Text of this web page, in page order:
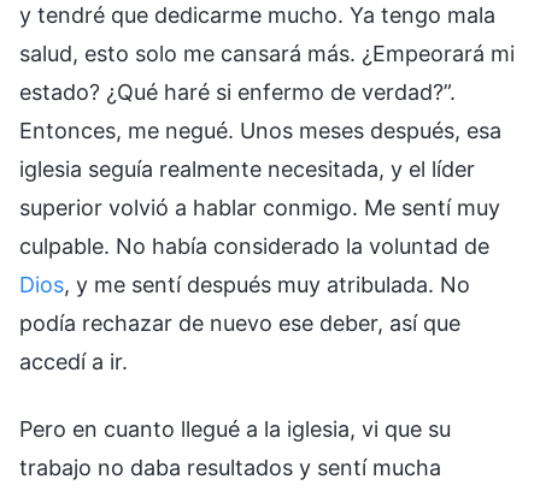
y tendré que dedicarme mucho. Ya tengo mala
salud, esto solo me cansará más. ¿Empeorará mi
estado? ¿Qué haré si enfermo de verdad?”.
Entonces, me negué. Unos meses después, esa
iglesia seguía realmente necesitada, y el líder
superior volvió a hablar conmigo. Me sentí muy
culpable. No había considerado la voluntad de
Dios, y me sentí después muy atribulada. No
podía rechazar de nuevo ese deber, así que
accedí a ir.
Pero en cuanto llegué a la iglesia, vi que su
trabajo no daba resultados y sentí mucha